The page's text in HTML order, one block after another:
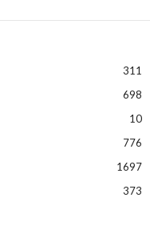
311
698
10
776
1697
373